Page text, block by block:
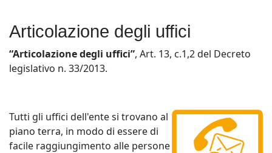
Articolazione degli uffici
“Articolazione degli uffici”, Art. 13, c.1,2 del Decreto
legislativo n. 33/2013.
Tutti gli uffici dell'ente si trovano al
piano terra, in modo di essere di
facile raggiungimento alle persone